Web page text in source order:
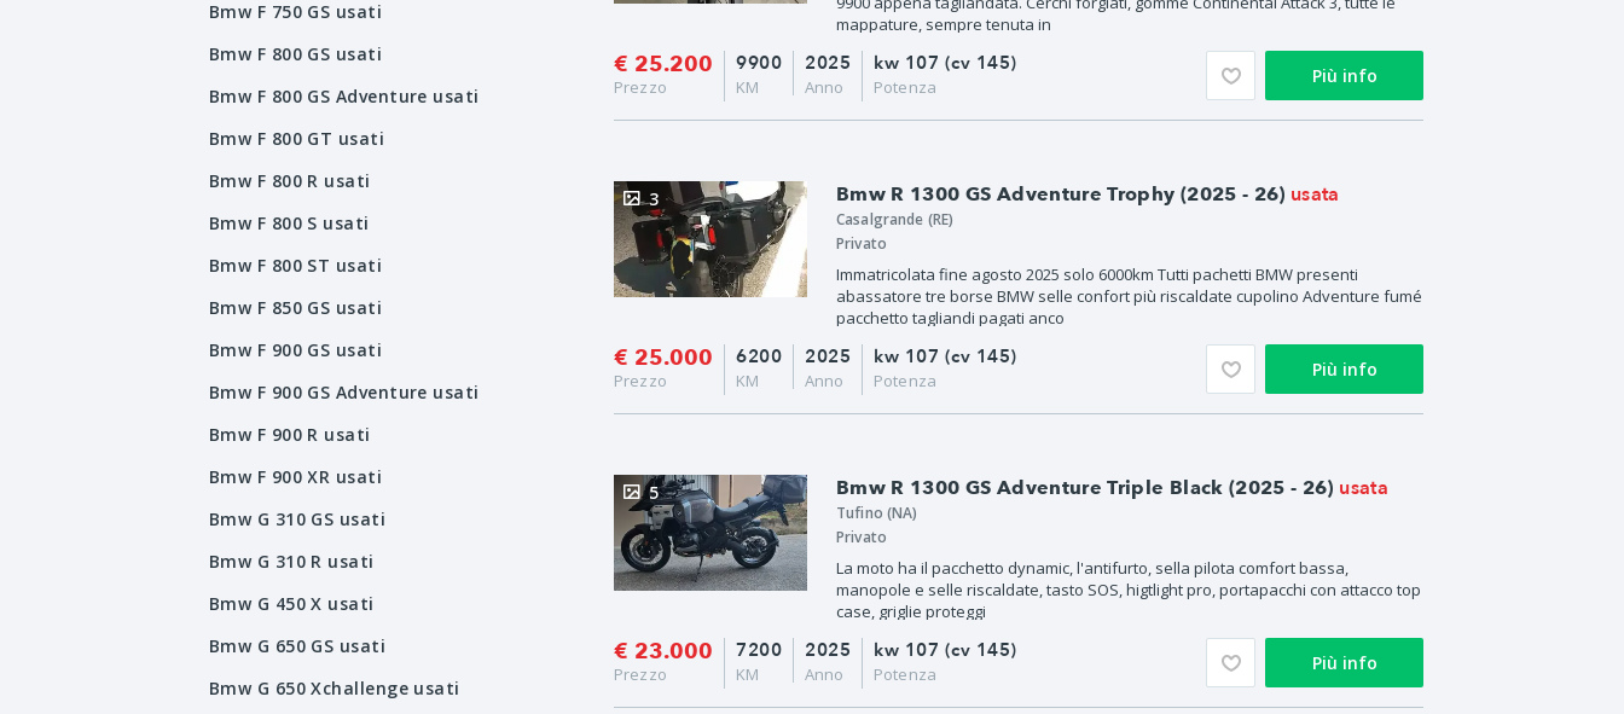
mappature, sempre tenuta in
€ 25.200
Prezzo
2025
Anno
9900
KM
kw 107 (cv 145)
Potenza Più info
Bmw R 1300 GS Adventure Trophy (2025 - 26) usata
3
Casalgrande (RE)
Privato
Immatricolata fine agosto 2025 solo 6000km Tutti pachetti BMW presenti
abassatore tre borse BMW selle confort più riscaldate cupolino Adventure fumé
pacchetto tagliandi pagati anco
€ 25.000
Prezzo
2025
Anno
6200
KM
kw 107 (cv 145)
Potenza Più info
Bmw R 1300 GS Adventure Triple Black (2025 - 26) usata
5
Tufino (NA)
Privato
La moto ha il pacchetto dynamic, l'antifurto, sella pilota comfort bassa,
manopole e selle riscaldate, tasto SOS, higtlight pro, portapacchi con attacco top
case, griglie proteggi
€ 23.000
Prezzo
2025
Anno
7200
KM
kw 107 (cv 145)
Potenza Più info
Bmw F 750 GS usati
Bmw F 800 GS usati
Bmw F 800 GS Adventure usati
Bmw F 800 GT usati
Bmw F 800 R usati
Bmw F 800 S usati
Bmw F 800 ST usati
Bmw F 850 GS usati
Bmw F 900 GS usati
Bmw F 900 GS Adventure usati
Bmw F 900 R usati
Bmw F 900 XR usati
Bmw G 310 GS usati
Bmw G 310 R usati
Bmw G 450 X usati
Bmw G 650 GS usati
Bmw G 650 Xchallenge usati